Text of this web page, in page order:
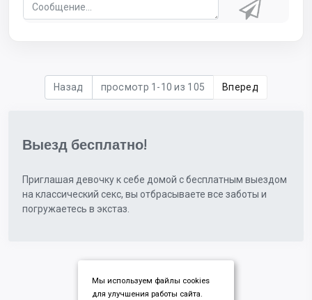
Назад просмотр 1-10 из 105 Вперед
Выезд бесплатно!
Приглашая девочку к себе домой с бесплатным выездом
на классический секс, вы отбрасываете все заботы и
погружаетесь в экстаз.
Мы используем файлы cookies
для улучшения работы сайта.